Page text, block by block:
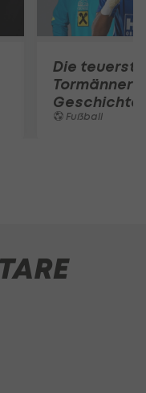
Die
Tormänner
Geschichte
Fußball